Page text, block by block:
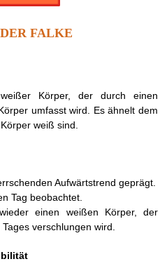
FALKE
Körper, der durch einen
umfasst wird. Es ähnelt dem
weiß sind.
Aufwärtstrend geprägt.
Tag beobachtet.
einen weißen Körper, der
verschlungen wird.